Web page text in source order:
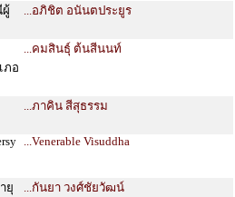
...อภิชิต อนันตประยูร
ภอ
...คมสินธุ์ ต้นสีนนท์
...ภาคิน สีสุธรรม
...Venerable Visuddha
ยุ
...กันยา วงศ์ชัยวัฒน์